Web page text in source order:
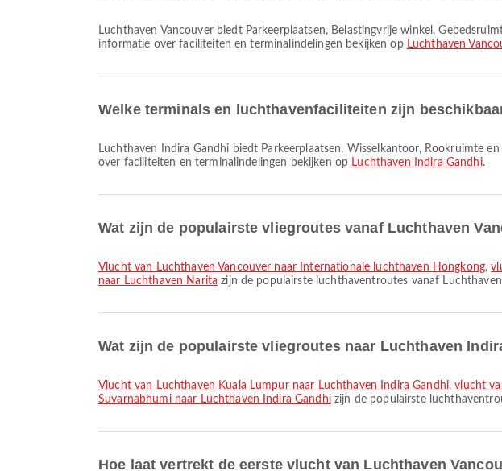
Luchthaven Vancouver biedt Parkeerplaatsen, Belastingvrije winkel, Gebedsruimte en vele andere voorzieningen om je reiservaring te verbeteren. Je kunt gedetailleerde
informatie over faciliteiten en terminalindelingen bekijken op Luchthaven
Welke terminals en luchthavenfaciliteiten zijn
Luchthaven Indira Gandhi biedt Parkeerplaatsen, Wisselkantoor, Rookruimte en vele andere voorzieningen om je reiservaring te verbeteren. Je kunt gedetailleerde informatie
over faciliteiten en terminalindelingen bekijken op Luchthaven Indira Gandhi.
Wat zijn de populairste vliegroutes vanaf Luchthaven
vlucht van Luchthaven Vancouver naar Internationale luchthaven Hongkong,
naar Luchthaven Narita zijn de populairste luchthaventroutes vanaf
Wat zijn de populairste vliegroutes naar Luchthaven
vlucht van Luchthaven Kuala Lumpur naar Luchthaven Indira Gandhi,vlucht
Suvarnabhumi naar Luchthaven Indira Gandhizijn de populairste
Hoe laat vertrekt de eerste vlucht van Luchthaven